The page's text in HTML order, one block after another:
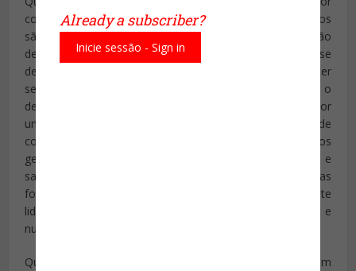
Already a subscriber?
Inicie sessão - Sign in
coisa a fazer. Não corte os detalhes porque os tempos
são difíceis. Este é o tempo para construir uma reputação
de integridade, fazendo a coisa certa. Certifique-se
de dar valor ao dinheiro do seu cliente em vez de parecer
ser egoísta e ganancioso. O negócio da hospitalidade é o
de fazer para os outros, e nada anuncia e divulga melhor
um lugar do que dar algo extra num período de
constrição econômica. De maneira semelhante, os
gerentes nunca deveriam cortar seus subordinados e
salários antes de cortar o seu próprio. Se a redução nas
forças são necessárias, um gerente deveria pessoalmente
lidar com a situação, apresentar um adeus simbólico e
nunca estar ausente num dia de ausência de trabalho.
Quando as coisas vão mal, tenha calma. As pessoas vêm